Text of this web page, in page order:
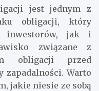
jest jednym z
obligacji, który
inwestorów, jak i
związane z
obligacji przed
zapadalności. Warto
jakie niesie ze sobą